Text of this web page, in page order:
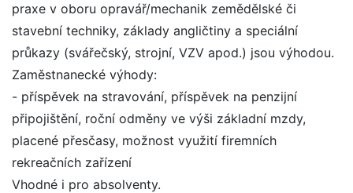
praxe v oboru opravář/mechanik zemědělské či
stavební techniky, základy angličtiny a speciální
průkazy (svářečský, strojní, VZV apod.) jsou výhodou.
Zaměstnanecké výhody:
- příspěvek na stravování, příspěvek na penzijní
připojištění, roční odměny ve výši základní mzdy,
placené přesčasy, možnost využití firemních
rekreačních zařízení
Vhodné i pro absolventy.